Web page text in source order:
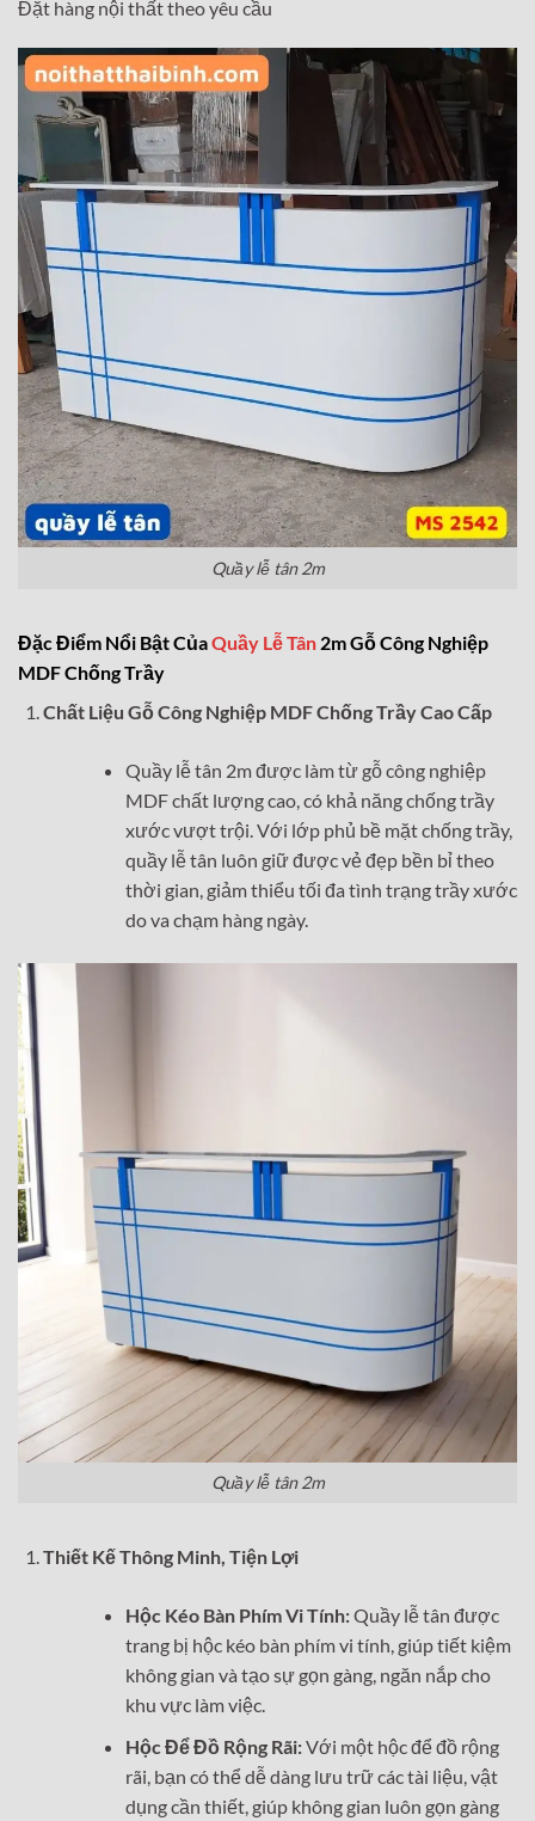
Đặt hàng nội thất theo yêu cầu
Quầy lễ tân 2m
Đặc Điểm Nổi Bật CủaQuầy Lễ Tân 2m Gỗ Công Nghiệp
MDF Chống Trầy
Chất Liệu Gỗ Công Nghiệp MDF Chống Trầy Cao Cấp
Quầy lễ tân 2m được làm từ gỗ công nghiệp
MDF chất lượng cao, có khả năng chống trầy
xước vượt trội. Với lớp phủ bề mặt chống trầy,
quầy lễ tân luôn giữ được vẻ đẹp bền bỉ theo
thời gian, giảm thiểu tối đa tình trạng trầy xước
do va chạm hàng ngày.
Quầy lễ tân 2m
Thiết Kế Thông Minh, Tiện Lợi
Hộc Kéo Bàn Phím Vi Tính:Quầy lễ tân được
trang bị hộc kéo bàn phím vi tính, giúp tiết kiệm
không gian và tạo sự gọn gàng, ngăn nắp cho
khu vực làm việc.
Hộc Để Đồ Rộng Rãi:Với một hộc để đồ rộng
rãi, bạn có thể dễ dàng lưu trữ các tài liệu, vật
dụng cần thiết, giúp không gian luôn gọn gàng